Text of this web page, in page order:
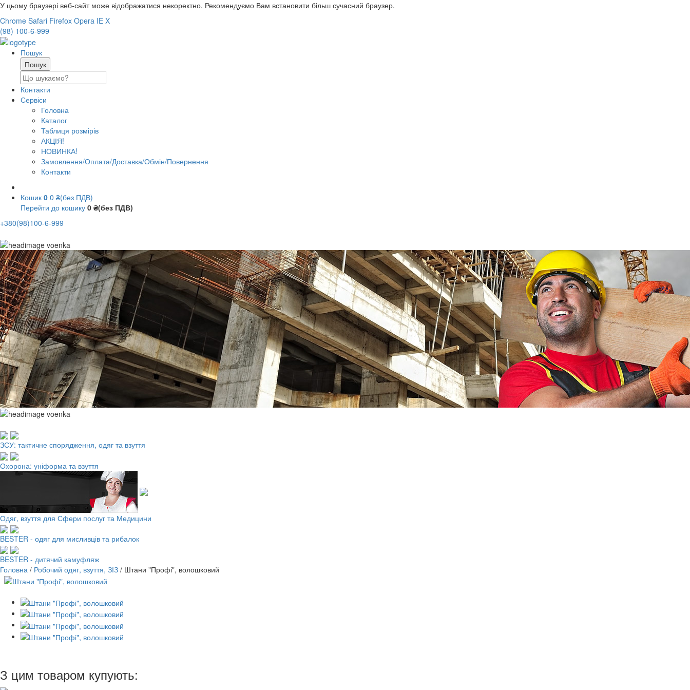
У цьому браузері веб-сайт може відображатися некоректно. Рекомендуємо Вам встановити більш сучасний браузер.
Chrome Safari Firefox Opera IE X
(98) 100-6-999
Пошук
Контакти
Сервіси
Головна
Каталог
Таблиця розмірів
АКЦІЯ!
НОВИНКА!
Замовлення/Оплата/Доставка/Обмін/Повернення
Контакти
Кошик 0 0 ₴(без ПДВ)
Перейти до кошику 0 ₴(без ПДВ)
+380(98)100-6-999
ЗСУ: тактичне спорядження, одяг та взуття
Охорона: уніформа та взуття
Одяг, взуття для Сфери послуг та Медицини
BESTER - одяг для мисливців та рибалок
BESTER - дитячий камуфляж
Головна / Робочий одяг, взуття, ЗІЗ / Штани "Профі", волошковий
З цим товаром купують: